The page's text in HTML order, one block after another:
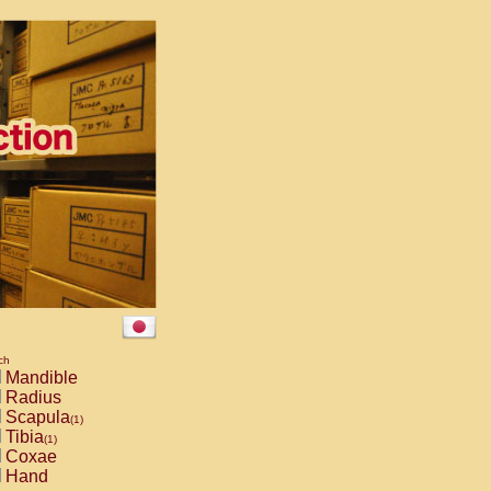
Mandible
Radius
Scapula(1)
Tibia(1)
Coxae
Hand